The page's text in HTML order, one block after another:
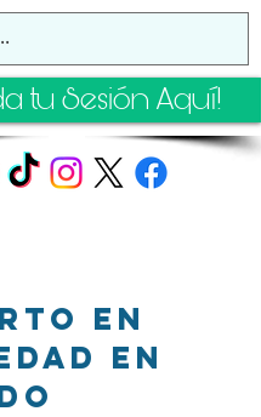
tu Sesión Aquí!
en
en